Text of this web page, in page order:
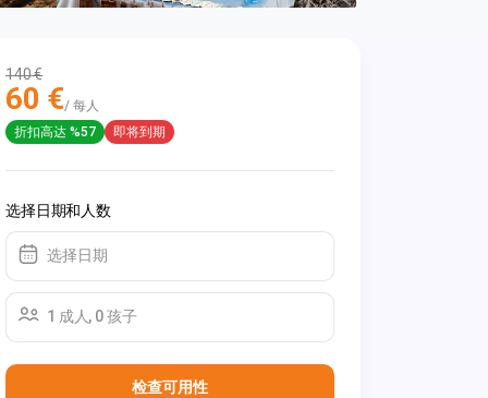
140 €
60 €/ 每人
折扣高达 %57
即将到期
选择日期和人数
选择日期
1 成人, 0 孩子
检查可用性